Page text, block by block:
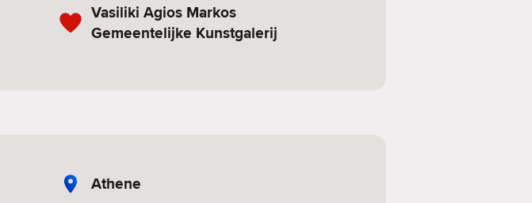
Vasiliki Agios Markos
Gemeentelijke Kunstgalerij
Athene